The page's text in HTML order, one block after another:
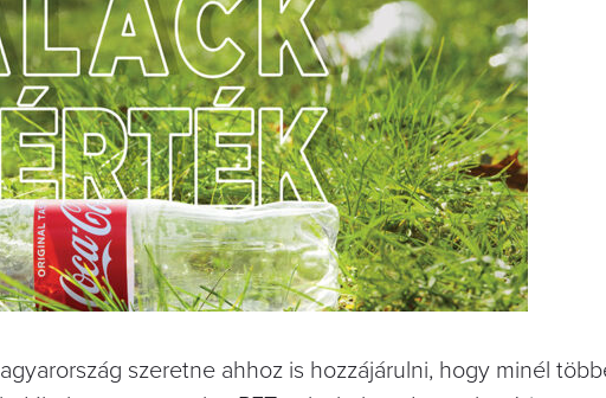
szeretne ahhoz is hozzájárulni, hogy minél